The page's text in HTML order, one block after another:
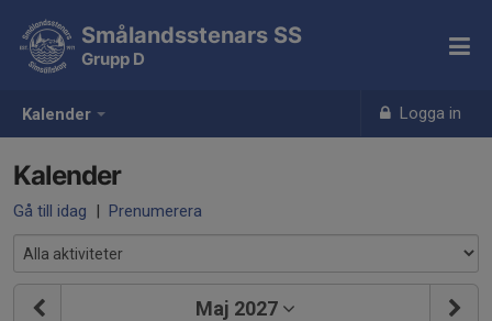
Kalender Logga in
Smålandsstenars SS
Grupp D
Kalender
Gå till idag | Prenumerera
Maj 2027